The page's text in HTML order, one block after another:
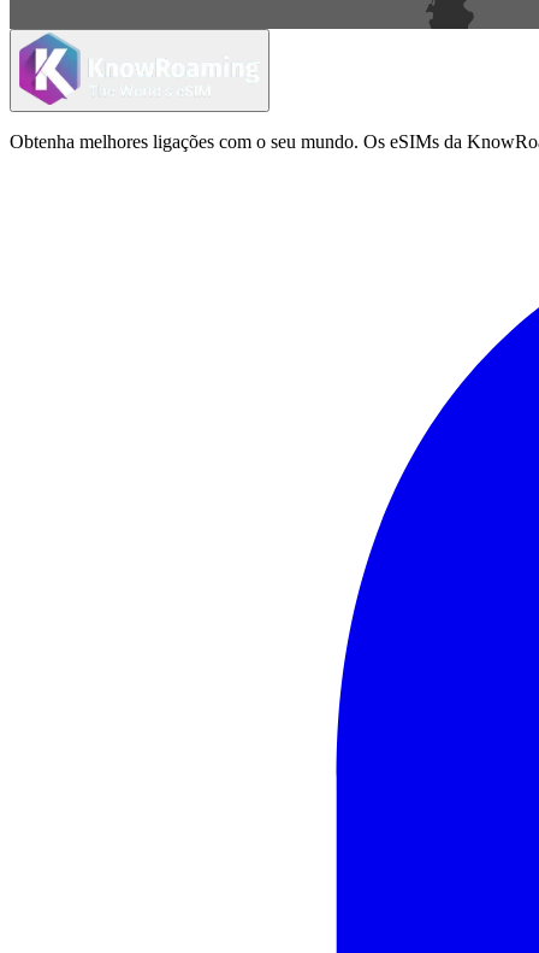
Obtenha melhores ligações com o seu mundo. Os eSIMs da